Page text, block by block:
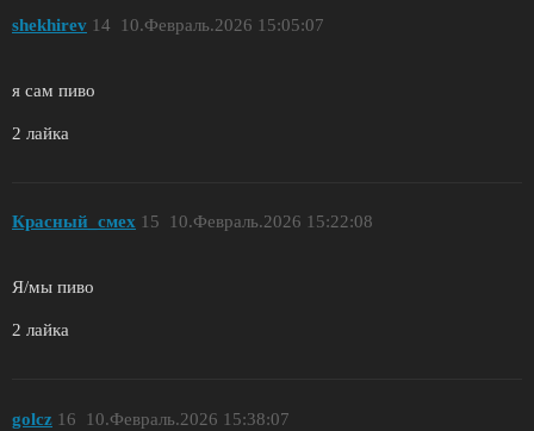
shekhirev 10.Февраль.2026 15:05:07
14
я сам пиво
2 лайка
Красный_смех 10.Февраль.2026 15:22:08
15
Я/мы пиво
2 лайка
golcz 10.Февраль.2026 15:38:07
16